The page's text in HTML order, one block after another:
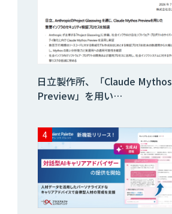
日立製作所、「Claude Mythos
Preview」を用い…